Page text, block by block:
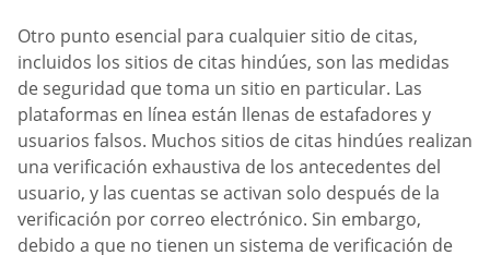
Otro punto esencial para cualquier sitio de citas,
incluidos los sitios de citas hindúes, son las medidas
de seguridad que toma un sitio en particular. Las
plataformas en línea están llenas de estafadores y
usuarios falsos. Muchos sitios de citas hindúes realizan
una verificación exhaustiva de los antecedentes del
usuario, y las cuentas se activan solo después de la
verificación por correo electrónico. Sin embargo,
debido a que no tienen un sistema de verificación de